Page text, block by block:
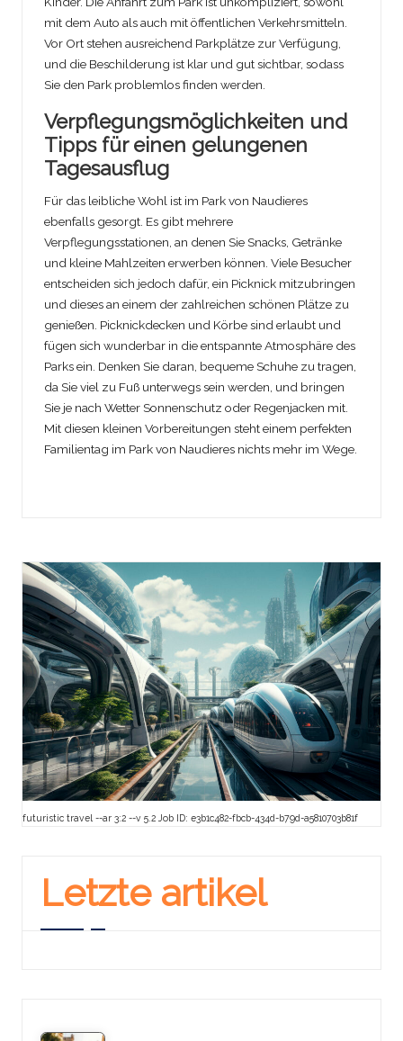
mit dem Auto als auch mit öffentlichen Verkehrsmitteln.
Vor Ort stehen ausreichend Parkplätze zur Verfügung,
und die Beschilderung ist klar und gut sichtbar, sodass
Sie den Park problemlos finden werden.
Verpflegungsmöglichkeiten und
Tipps für einen gelungenen
Tagesausflug
Für das leibliche Wohl ist im Park von Naudieres
ebenfalls gesorgt. Es gibt mehrere
Verpflegungsstationen, an denen Sie Snacks, Getränke
und kleine Mahlzeiten erwerben können. Viele Besucher
entscheiden sich jedoch dafür, ein Picknick mitzubringen
und dieses an einem der zahlreichen schönen Plätze zu
genießen. Picknickdecken und Körbe sind erlaubt und
fügen sich wunderbar in die entspannte Atmosphäre des
Parks ein. Denken Sie daran, bequeme Schuhe zu tragen,
da Sie viel zu Fuß unterwegs sein werden, und bringen
Sie je nach Wetter Sonnenschutz oder Regenjacken mit.
Mit diesen kleinen Vorbereitungen steht einem perfekten
Familientag im Park von Naudieres nichts mehr im Wege.
futuristic travel --ar 3:2 --v 5.2 Job ID: e3b1c482-fbcb-434d-b79d-a5810703b81f
Letzte artikel